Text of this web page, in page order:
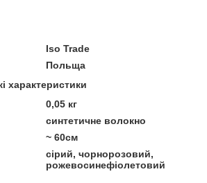
Iso Trade
Польща
характеристики
0,05 кг
синтетичне волокно
~ 60см
сірий, чорнорозовий,
рожевосинефіолетовий